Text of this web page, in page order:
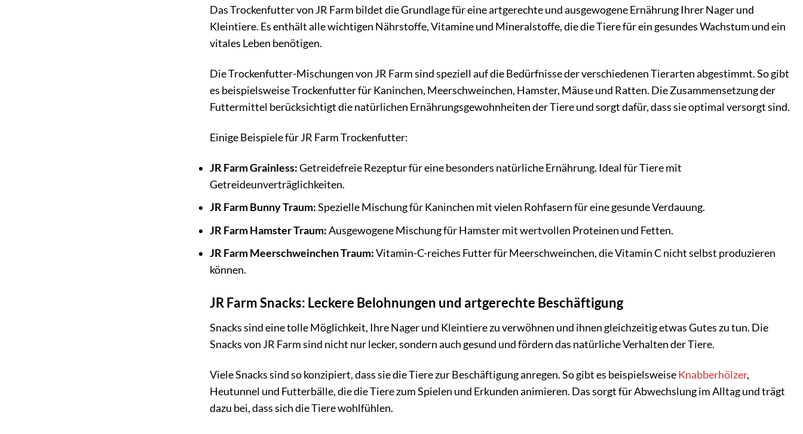
Das Trockenfutter von JR Farm bildet die Grundlage für eine artgerechte und ausgewogene Ernährung Ihrer Nager und
Kleintiere. Es enthält alle wichtigen Nährstoffe, Vitamine und Mineralstoffe, die die Tiere für ein gesundes Wachstum und ein
vitales Leben benötigen.
Die Trockenfutter-Mischungen von JR Farm sind speziell auf die Bedürfnisse der verschiedenen Tierarten abgestimmt. So gibt
es beispielsweise Trockenfutter für Kaninchen, Meerschweinchen, Hamster, Mäuse und Ratten. Die Zusammensetzung der
Futtermittel berücksichtigt die natürlichen Ernährungsgewohnheiten der Tiere und sorgt dafür, dass sie optimal versorgt sind.
Einige Beispiele für JR Farm Trockenfutter:
JR Farm Grainless:Getreidefreie Rezeptur für eine besonders natürliche Ernährung. Ideal für Tiere mit
Getreideunverträglichkeiten.
JR Farm Bunny Traum:Spezielle Mischung für Kaninchen mit vielen Rohfasern für eine gesunde Verdauung.
JR Farm Hamster Traum:Ausgewogene Mischung für Hamster mit wertvollen Proteinen und Fetten.
JR Farm Meerschweinchen Traum:Vitamin-C-reiches Futter für Meerschweinchen, die Vitamin C nicht selbst produzieren
können.
JR Farm Snacks: Leckere Belohnungen und artgerechte Beschäftigung
Snacks sind eine tolle Möglichkeit, Ihre Nager und Kleintiere zu verwöhnen und ihnen gleichzeitig etwas Gutes zu tun. Die
Snacks von JR Farm sind nicht nur lecker, sondern auch gesund und fördern das natürliche Verhalten der Tiere.
Viele Snacks sind so konzipiert, dass sie die Tiere zur Beschäftigung anregen. So gibt es beispielsweiseKnabberhölzer,
Heutunnel und Futterbälle, die die Tiere zum Spielen und Erkunden animieren. Das sorgt für Abwechslung im Alltag und trägt
dazu bei, dass sich die Tiere wohlfühlen.